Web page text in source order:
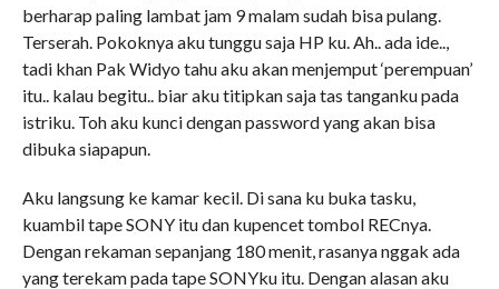
berharap paling lambat jam 9 malam sudah bisa pulang.
Terserah. Pokoknya aku tunggu saja HP ku. Ah.. ada ide..,
tadi khan Pak Widyo tahu aku akan menjemput ‘perempuan’
itu.. kalau begitu.. biar aku titipkan saja tas tanganku pada
istriku. Toh aku kunci dengan password yang akan bisa
dibuka siapapun.
Aku langsung ke kamar kecil. Di sana ku buka tasku,
kuambil tape SONY itu dan kupencet tombol RECnya.
Dengan rekaman sepanjang 180 menit, rasanya nggak ada
yang terekam pada tape SONYku itu. Dengan alasan aku